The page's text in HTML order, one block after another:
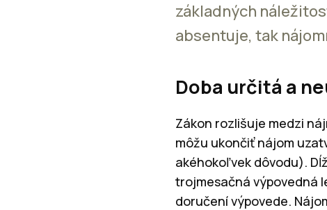
základných
absentuje, tak
Doba určitá a
Zákon rozlišuje medzi
môžu ukončiť nájom
akéhokoľvek dôvodu).
trojmesačná výpovedná
doručení výpovede.